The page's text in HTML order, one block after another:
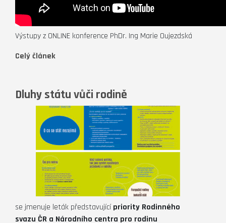
Výstupy z ONLINE konference PhDr. Ing Marie Oujezdská
Celý článek
Dluhy státu vůči rodině
se jmenuje leták představujícípriority Rodinného
svazu ČR a Národního centra pro rodinu